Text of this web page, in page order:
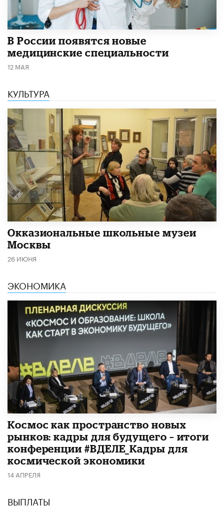
В России появятся новые
медицинские специальности
12 МАЯ
КУЛЬТУРА
​Окказиональные школьные музеи
Москвы
26 ИЮНЯ
ЭКОНОМИКА
Космос как пространство новых
рынков: кадры для будущего – итоги
конференции #ВДЕЛЕ_Кадры для
космической экономики
14 АПРЕЛЯ
ВЫПЛАТЫ